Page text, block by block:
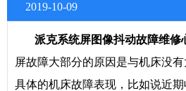
2019-10-09
派克系统屏图像抖动故障维修
屏故障大部分的原因是与机床没
具体的机床故障表现，比如说近